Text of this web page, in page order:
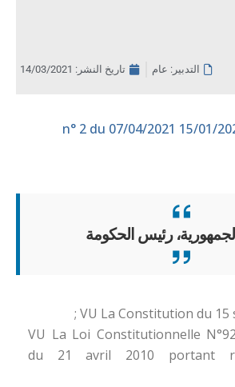
التدبير: عام تاريخ النشر: 14/03/2021
رئيس الحكومة
VU La Constitution du 15
VU La Loi Constitutionnelle
du 21 avril 2010 portant